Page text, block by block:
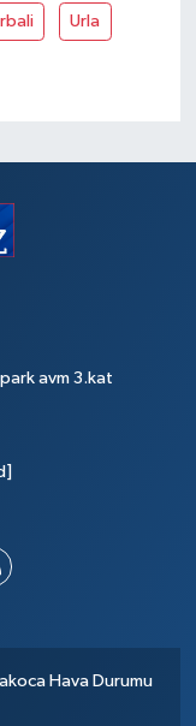
Urla
avm 3.kat
Hava Durumu